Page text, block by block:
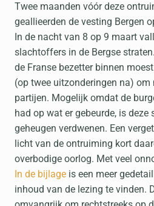
Twee maanden vóór deze
geallieerden de vesting Bergen
In de nacht van 8 op 9 maart
slachtoffers in de Bergse
de Franse bezetter binnen
(op twee uitzonderingen na)
partijen. Mogelijk omdat de
had op wat er gebeurde, is
geheugen verdwenen. Een
licht van de ontruiming kort
overbodige oorlog. Met veel
In de bijlage is een meer
inhoud van de lezing te vinden.